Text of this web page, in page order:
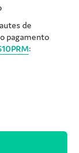
de
pagamento
: